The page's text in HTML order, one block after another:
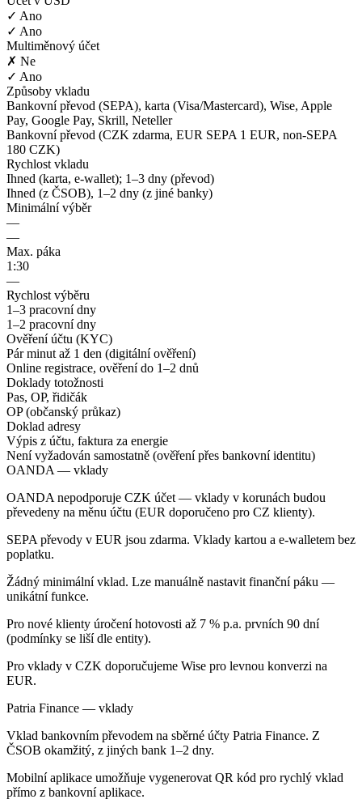
✓ Ano
✓ Ano
Multiměnový účet
✗ Ne
✓ Ano
Způsoby vkladu
Bankovní převod (SEPA), karta (Visa/Mastercard), Wise, Apple
Pay, Google Pay, Skrill, Neteller
Bankovní převod (CZK zdarma, EUR SEPA 1 EUR, non-SEPA
180 CZK)
Rychlost vkladu
Ihned (karta, e-wallet); 1–3 dny (převod)
Ihned (z ČSOB), 1–2 dny (z jiné banky)
Minimální výběr
—
—
Max. páka
1:30
—
Rychlost výběru
1–3 pracovní dny
1–2 pracovní dny
Ověření účtu (KYC)
Pár minut až 1 den (digitální ověření)
Online registrace, ověření do 1–2 dnů
Doklady totožnosti
Pas, OP, řidičák
OP (občanský průkaz)
Doklad adresy
Výpis z účtu, faktura za energie
Není vyžadován samostatně (ověření přes bankovní identitu)
OANDA — vklady
OANDA nepodporuje CZK účet — vklady v korunách budou
převedeny na měnu účtu (EUR doporučeno pro CZ klienty).
SEPA převody v EUR jsou zdarma. Vklady kartou a e-walletem bez
poplatku.
Žádný minimální vklad. Lze manuálně nastavit finanční páku —
unikátní funkce.
Pro nové klienty úročení hotovosti až 7 % p.a. prvních 90 dní
(podmínky se liší dle entity).
Pro vklady v CZK doporučujeme Wise pro levnou konverzi na
EUR.
Patria Finance — vklady
Vklad bankovním převodem na sběrné účty Patria Finance. Z
ČSOB okamžitý, z jiných bank 1–2 dny.
Mobilní aplikace umožňuje vygenerovat QR kód pro rychlý vklad
přímo z bankovní aplikace.